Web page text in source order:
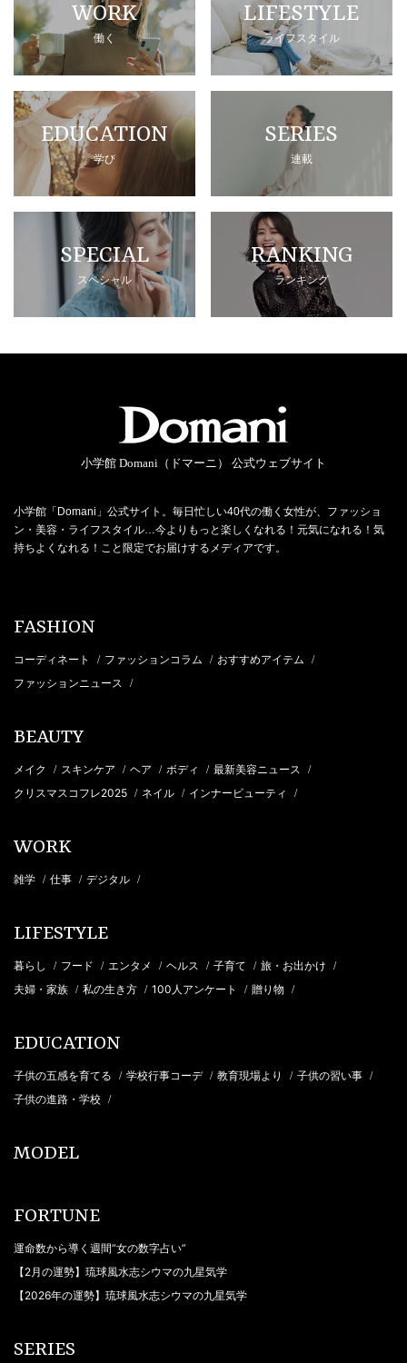
WORK
働く
LIFESTYLE
ライフスタイル
EDUCATION
学び
SERIES
連載
SPECIAL
スペシャル
RANKING
ランキング
小学館 Domani（ドマーニ） 公式ウェブサイト
小学館「Domani」公式サイト。毎日忙しい40代の働く女性が、ファッショ
ン・美容・ライフスタイル…今よりもっと楽しくなれる！元気になれる！気
持ちよくなれる！こと限定でお届けするメディアです。
FASHION
コーディネート / ファッションコラム / おすすめアイテム /
ファッションニュース /
BEAUTY
メイク / スキンケア / ヘア / ボディ / 最新美容ニュース /
クリスマスコフレ2025 / ネイル / インナービューティ /
WORK
雑学 / 仕事 / デジタル /
LIFESTYLE
暮らし / フード / エンタメ / ヘルス / 子育て / 旅・お出かけ /
夫婦・家族 / 私の生き方 / 100人アンケート / 贈り物 /
EDUCATION
子供の五感を育てる / 学校行事コーデ / 教育現場より / 子供の習い事 /
子供の進路・学校 /
MODEL
FORTUNE
運命数から導く週間“女の数字占い”
【2月の運勢】琉球風水志シウマの九星気学
【2026年の運勢】琉球風水志シウマの九星気学
SERIES